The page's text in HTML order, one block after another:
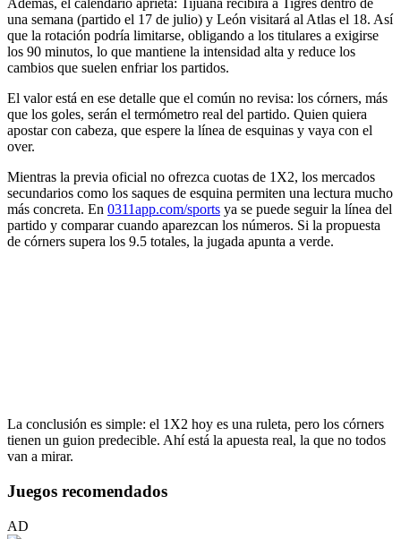
Además, el calendario aprieta: Tijuana recibirá a Tigres dentro de
una semana (partido el 17 de julio) y León visitará al Atlas el 18. Así
que la rotación podría limitarse, obligando a los titulares a exigirse
los 90 minutos, lo que mantiene la intensidad alta y reduce los
cambios que suelen enfriar los partidos.
El valor está en ese detalle que el común no revisa: los córners, más
que los goles, serán el termómetro real del partido. Quien quiera
apostar con cabeza, que espere la línea de esquinas y vaya con el
over.
Mientras la previa oficial no ofrezca cuotas de 1X2, los mercados
secundarios como los saques de esquina permiten una lectura mucho
más concreta. En 0311app.com/sports ya se puede seguir la línea del
partido y comparar cuando aparezcan los números. Si la propuesta
de córners supera los 9.5 totales, la jugada apunta a verde.
La conclusión es simple: el 1X2 hoy es una ruleta, pero los córners
tienen un guion predecible. Ahí está la apuesta real, la que no todos
van a mirar.
Juegos recomendados
AD